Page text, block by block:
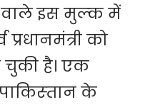
इस मुल्‍क में
को
चुकी है। एक
के